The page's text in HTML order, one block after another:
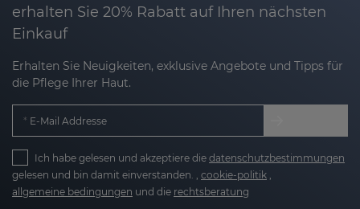
erhalten Sie 20% Rabatt auf Ihren nächsten
Einkauf
Erhalten Sie Neuigkeiten, exklusive Angebote und Tipps für
die Pflege Ihrer Haut.
E-Mail Addresse
Ich habe gelesen und akzeptiere die datenschutzbestimmungen
gelesen und bin damit einverstanden. , cookie-politik
allgemeine bedingungen und die rechtsberatung